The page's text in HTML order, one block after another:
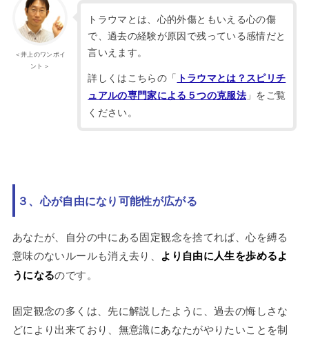
＜井上のワンポイ
ント＞
トラウマとは、心的外傷ともいえる心の傷
で、過去の経験が原因で残っている感情だと
言いえます。
詳しくはこちらの「 トラウマとは？スピリチ
ュアルの専門家による５つの克服法」をご覧
ください。
３、心が自由になり可能性が広がる
あなたが、自分の中にある固定観念を捨てれば、心を縛る
意味のないルールも消え去り、 より自由に人生を歩めるよ
うになるのです。
固定観念の多くは、先に解説したように、過去の悔しさな
どにより出来ており、無意識にあなたがやりたいことを制